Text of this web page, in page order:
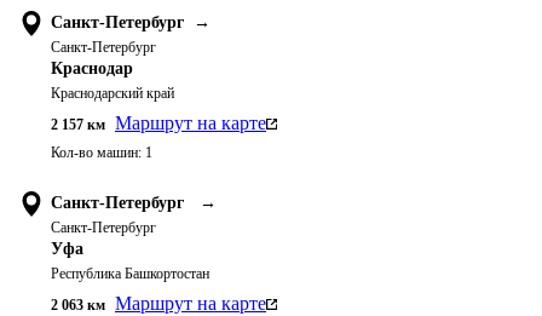
Санкт-Петербург →
Санкт-Петербург
Краснодар
Краснодарский край
2 157 км Маршрут на карте
Кол-во машин: 1
Санкт-Петербург →
Санкт-Петербург
Уфа
Республика Башкортостан
2 063 км Маршрут на карте